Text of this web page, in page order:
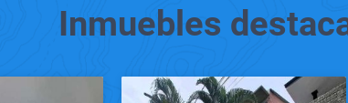
Inmuebles